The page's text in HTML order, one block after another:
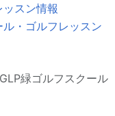
スン情報
・ゴルフレッスン
緑ゴルフスクール